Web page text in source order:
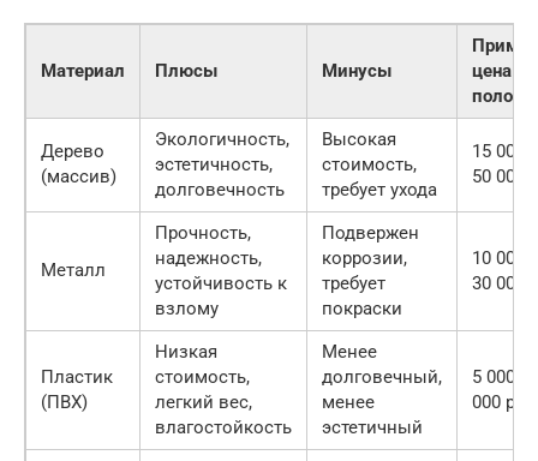
Материал Плюсы Минусы
цена
Дерево
(массив)
Экологичность,
эстетичность,
долговечность
Высокая
стоимость,
требует ухода
15 000
50 000
Металл
Прочность,
надежность,
устойчивость к
взлому
Подвержен
коррозии,
требует
покраски
10 000
30 000
Пластик
(ПВХ)
Низкая
стоимость,
легкий вес,
влагостойкость
Менее
долговечный,
менее
эстетичный
5 000 —
000 руб.